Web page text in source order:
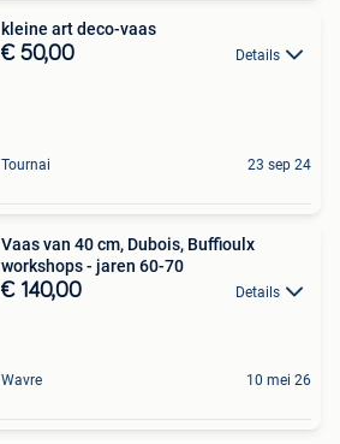
kleine art deco-vaas
€ 50,00 Details
Tournai 23 sep 24
Vaas van 40 cm, Dubois, Buffioulx
workshops - jaren 60-70
€ 140,00 Details
Wavre 10 mei 26